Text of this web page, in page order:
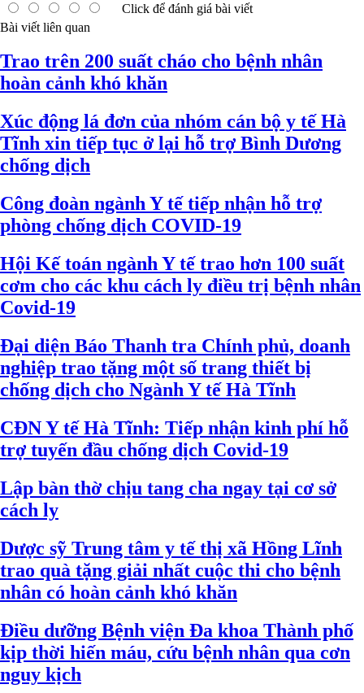
Click để đánh giá bài viết
Bài viết liên quan
Trao trên 200 suất cháo cho bệnh nhân
hoàn cảnh khó khăn
Xúc động lá đơn của nhóm cán bộ y tế Hà
Tĩnh xin tiếp tục ở lại hỗ trợ Bình Dương
chống dịch
Công đoàn ngành Y tế tiếp nhận hỗ trợ
phòng chống dịch COVID-19
Hội Kế toán ngành Y tế trao hơn 100 suất
cơm cho các khu cách ly điều trị bệnh nhân
Covid-19
Đại diện Báo Thanh tra Chính phủ, doanh
nghiệp trao tặng một số trang thiết bị
chống dịch cho Ngành Y tế Hà Tĩnh
CĐN Y tế Hà Tĩnh: Tiếp nhận kinh phí hỗ
trợ tuyến đầu chống dịch Covid-19
Lập bàn thờ chịu tang cha ngay tại cơ sở
cách ly
Dược sỹ Trung tâm y tế thị xã Hồng Lĩnh
trao quà tặng giải nhất cuộc thi cho bệnh
nhân có hoàn cảnh khó khăn
Điều dưỡng Bệnh viện Đa khoa Thành phố
kịp thời hiến máu, cứu bệnh nhân qua cơn
nguy kịch